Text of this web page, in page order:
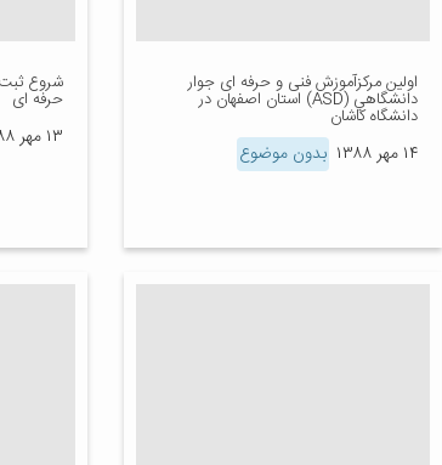
اولين مركزآموزش فنی و حرفه ای جوار
دانشگاهي (ASD) استان اصفهان در
دانشگاه كاشان
۱۴ مهر ۱۳۸۸ بدون موضوع
شروع
حرفه ای
۱۳ مهر ۱۳۸۸